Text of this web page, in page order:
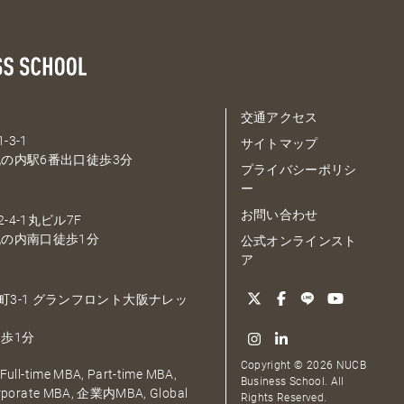
3-1
内駅6番出口徒歩3分
4-1丸ビル7F
内南口徒歩1分
3-1 グランフロント大阪ナレッ
1分
time MBA, Part-time MBA,
MBA, 企業内MBA, Global
交通アクセス
サイトマップ
プライバシーポリシ
ー
お問い合わせ
公式オンラインスト
ア
Copyright © 2026 NUCB
Business School. All
Rights Reserved.